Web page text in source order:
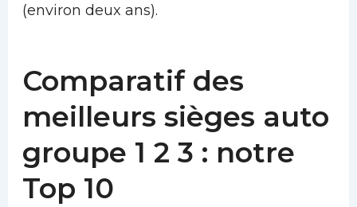
(environ deux ans).
Comparatif des
meilleurs sièges auto
groupe 1 2 3 : notre
Top 10